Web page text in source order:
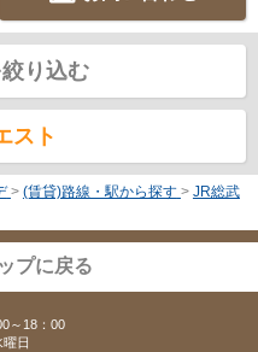
り込む
スト
> (賃貸)路線・駅から探す > JR総武
プに戻る
～18：00
曜日